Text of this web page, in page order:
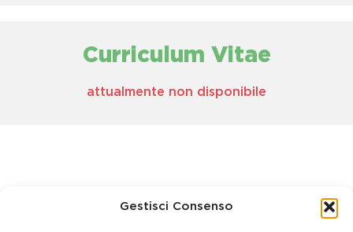
Gestisci Consenso
Curriculum Vitae
attualmente non disponibile